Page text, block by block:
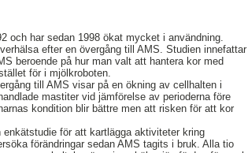
och har sedan 1998 ökat mycket i användning.
efter en övergång till AMS. Studien innefattar
beroende på hur man valt att hantera kor med
för i mjölkroboten.
till AMS visar på en ökning av cellhalten i
mastiter vid jämförelse av perioderna före
kondition blir bättre men att risken för att kor
för att kartlägga aktiviteter kring
förändringar sedan AMS tagits i bruk. Alla tio